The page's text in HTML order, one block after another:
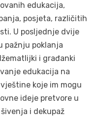
edukacija,
posjeta, različitih
U posljednje dvije
pažnju poklanja
i građanki
edukacija na
koje im mogu
ideje pretvore u
i dekupaž